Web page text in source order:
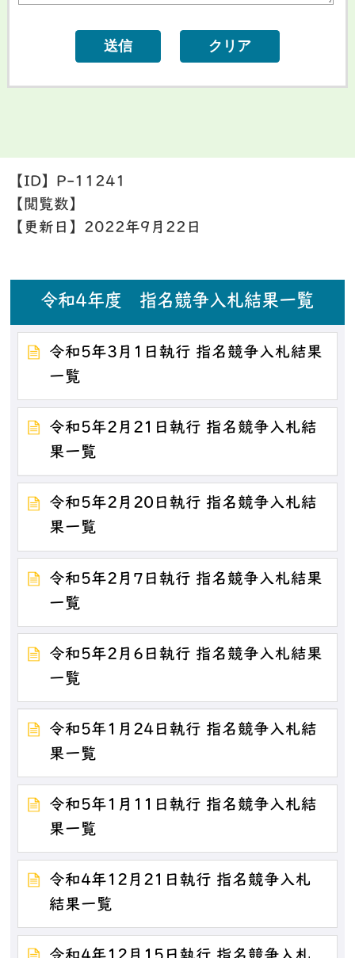
【ID】 P-11241
【閲覧数】
【更新日】 2022年9月22日
令和4年度 指名競争入札結果一覧
令和5年3月1日執行 指名競争入札結果
一覧
令和5年2月21日執行 指名競争入札結
果一覧
令和5年2月20日執行 指名競争入札結
果一覧
令和5年2月7日執行 指名競争入札結果
一覧
令和5年2月6日執行 指名競争入札結果
一覧
令和5年1月24日執行 指名競争入札結
果一覧
令和5年1月11日執行 指名競争入札結
果一覧
令和4年12月21日執行 指名競争入札
結果一覧